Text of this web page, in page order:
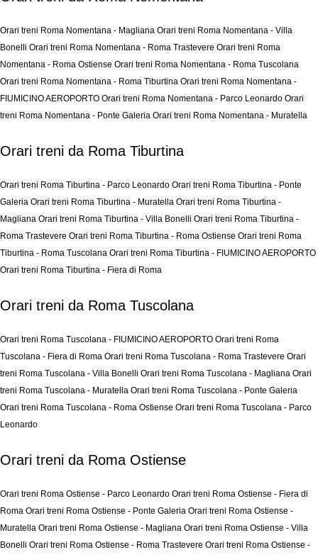
Orari treni Roma Nomentana - Magliana Orari treni Roma Nomentana - Villa
Bonelli Orari treni Roma Nomentana - Roma Trastevere Orari treni Roma
Nomentana - Roma Ostiense Orari treni Roma Nomentana - Roma Tuscolana
Orari treni Roma Nomentana - Roma Tiburtina Orari treni Roma Nomentana -
FIUMICINO AEROPORTO Orari treni Roma Nomentana - Parco Leonardo Orari
treni Roma Nomentana - Ponte Galeria Orari treni Roma Nomentana - Muratella
Orari treni da Roma Tiburtina
Orari treni Roma Tiburtina - Parco Leonardo Orari treni Roma Tiburtina - Ponte
Galeria Orari treni Roma Tiburtina - Muratella Orari treni Roma Tiburtina -
Magliana Orari treni Roma Tiburtina - Villa Bonelli Orari treni Roma Tiburtina -
Roma Trastevere Orari treni Roma Tiburtina - Roma Ostiense Orari treni Roma
Tiburtina - Roma Tuscolana Orari treni Roma Tiburtina - FIUMICINO AEROPORTO
Orari treni Roma Tiburtina - Fiera di Roma
Orari treni da Roma Tuscolana
Orari treni Roma Tuscolana - FIUMICINO AEROPORTO Orari treni Roma
Tuscolana - Fiera di Roma Orari treni Roma Tuscolana - Roma Trastevere Orari
treni Roma Tuscolana - Villa Bonelli Orari treni Roma Tuscolana - Magliana Orari
treni Roma Tuscolana - Muratella Orari treni Roma Tuscolana - Ponte Galeria
Orari treni Roma Tuscolana - Roma Ostiense Orari treni Roma Tuscolana - Parco
Leonardo
Orari treni da Roma Ostiense
Orari treni Roma Ostiense - Parco Leonardo Orari treni Roma Ostiense - Fiera di
Roma Orari treni Roma Ostiense - Ponte Galeria Orari treni Roma Ostiense -
Muratella Orari treni Roma Ostiense - Magliana Orari treni Roma Ostiense - Villa
Bonelli Orari treni Roma Ostiense - Roma Trastevere Orari treni Roma Ostiense -